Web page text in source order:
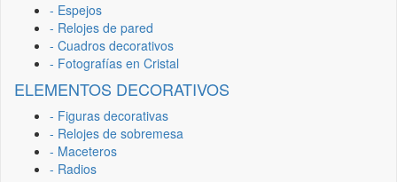
- Espejos
- Relojes de pared
- Cuadros decorativos
- Fotografías en Cristal
ELEMENTOS DECORATIVOS
- Figuras decorativas
- Relojes de sobremesa
- Maceteros
- Radios